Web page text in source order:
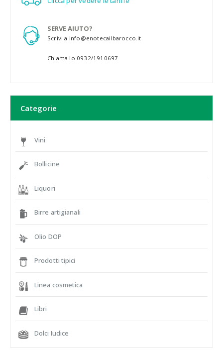
SERVE AIUTO?
Scrivi a info@enotecailbarocco.it
Chiama lo 0932/1910697
Categorie
Vini
Bollicine
Liquori
Birre artigianali
Olio DOP
Prodotti tipici
Linea cosmetica
Libri
Dolci Iudice